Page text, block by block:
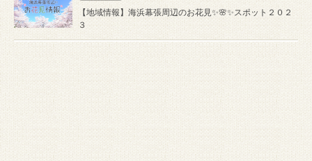
【地域情報】海浜幕張周辺のお花見✨🌸✨スポット２０２
３